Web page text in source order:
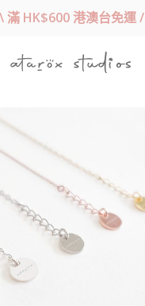
\ 滿 HK$600 港澳台免運 /